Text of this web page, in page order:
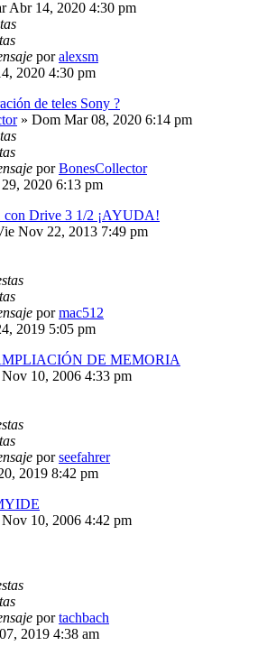
Abr 14, 2020 4:30 pm
poralexsm
2020 4:30 pm
de teles Sony ?
» Dom Mar 08, 2020 6:14 pm
porBonesCollector
2020 6:13 pm
con Drive 3 1/2 ¡AYUDA!
Nov 22, 2013 7:49 pm
pormac512
2019 5:05 pm
DE MEMORIA
10, 2006 4:33 pm
porseefahrer
2019 8:42 pm
10, 2006 4:42 pm
portachbach
2019 4:38 am